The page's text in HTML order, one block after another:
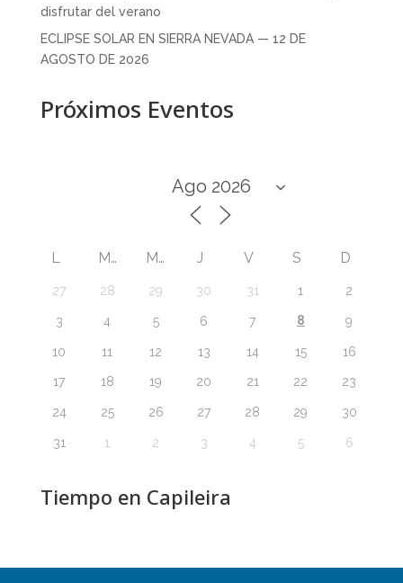
disfrutar del verano
ECLIPSE SOLAR EN SIERRA NEVADA — 12 DE
AGOSTO DE 2026
Próximos Eventos
L M M J V S D
27 28 29 30 31 1 2
3 4 5 6 7 8 9
10 11 12 13 14 15 16
17 18 19 20 21 22 23
24 25 26 27 28 29 30
31 1 2 3 4 5 6
Tiempo en Capileira